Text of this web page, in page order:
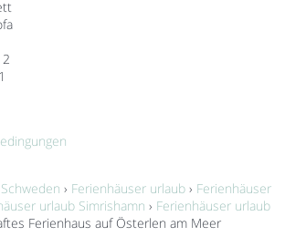
2
1
› Ferienhäuser urlaub › Ferienhäuser
urlaub Simrishamn › Ferienhäuser urlaub
Ferienhaus auf Österlen am Meer